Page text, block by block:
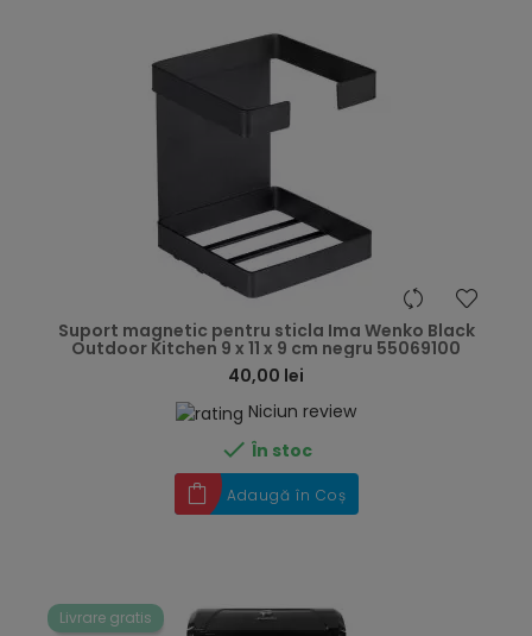
Suport magnetic pentru sticla Ima Wenko Black
Outdoor Kitchen 9 x 11 x 9 cm negru 55069100
40,00 lei
Niciun review
 În stoc
Adaugă în Coș
Livrare gratis